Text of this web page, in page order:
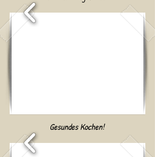
Gesundes Kochen!